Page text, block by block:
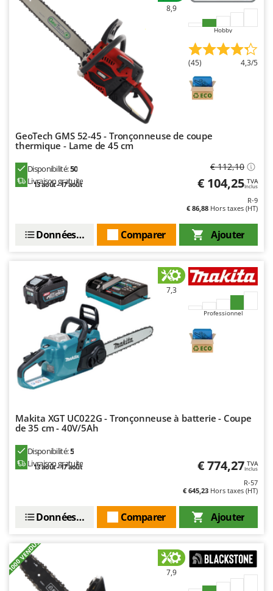
8,9
Hobby
(45) 4,3/5
GeoTech GMS 52-45 - Tronçonneuse de coupe
thermique - Lame de 45 cm
Disponibilité:50
Livraison gratuite
13 août - 17 août
€ 112,10
€ 104,25 TVA
Inclus
R-9
€ 86,88 Hors taxes (HT)
Ajouter
Comparer
Données techniques
7,3
Professionnel
Makita XGT UC022G - Tronçonneuse à batterie - Coupe
de 35 cm - 40V/5Ah
Disponibilité:5
Livraison gratuite
13 août - 17 août € 774,27 TVA
Inclus
R-57
€ 645,23 Hors taxes (HT)
Ajouter
Comparer
Données techniques
+1000 VENDUS 7,9